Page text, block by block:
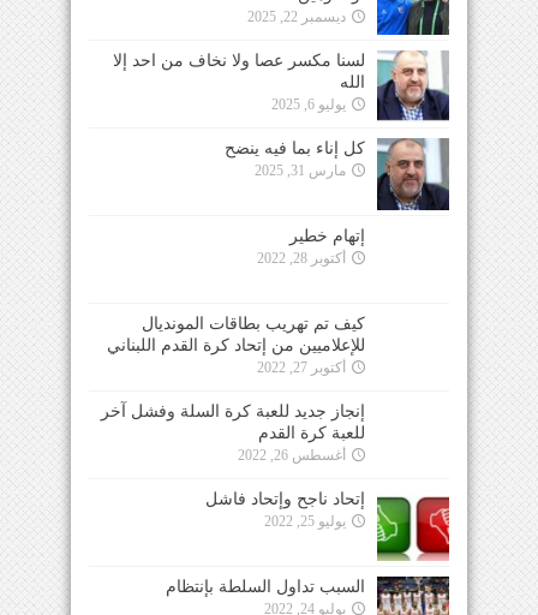
ديسمبر 22, 2025
لسنا مكسر عصا ولا نخاف من احد إلا
الله
يوليو 6, 2025
كل إناء بما فيه ينضح
مارس 31, 2025
إتهام خطير
أكتوبر 28, 2022
كيف تم تهريب بطاقات المونديال
للإعلاميين من إتحاد كرة القدم اللبناني
أكتوبر 27, 2022
إنجاز جديد للعبة كرة السلة وفشل آخر
للعبة كرة القدم
أغسطس 26, 2022
إتحاد ناجح وإتحاد فاشل
يوليو 25, 2022
السبب تداول السلطة بإنتظام
يوليو 24, 2022